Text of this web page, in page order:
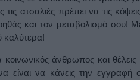
ατσαλιές πρέπει να τις
και τον μεταβολισμό σου!
καλύτερα!
κοινωνικός άνθρωπος και
είναι να κάνεις την εγγραφή